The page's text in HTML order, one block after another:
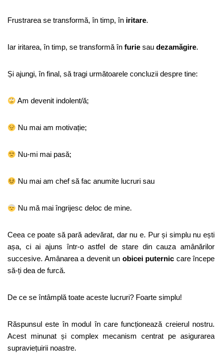
Frustrarea se transformă, în timp, în iritare.
Iar iritarea, în timp, se transformă în furie sau dezamăgire.
Și ajungi, în final, să tragi următoarele concluzii despre tine:
Am devenit indolent/ă;
Nu mai am motivație;
Nu-mi mai pasă;
Nu mai am chef să fac anumite lucruri sau
Nu mă mai îngrijesc deloc de mine.
Ceea ce poate să pară adevărat, dar nu e. Pur și simplu nu ești
așa, ci ai ajuns într-o astfel de stare din cauza amânărilor
succesive. Amânarea a devenit un obicei puternic care începe
să-ți dea de furcă.
De ce se întâmplă toate aceste lucruri? Foarte simplu!
Răspunsul este în modul în care funcționează creierul nostru.
Acest minunat și complex mecanism centrat pe asigurarea
supraviețuirii noastre.